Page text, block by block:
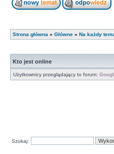
Strona główna » Główne » Na każdy
Kto jest online
Użytkownicy przeglądający to forum:
Szukaj: